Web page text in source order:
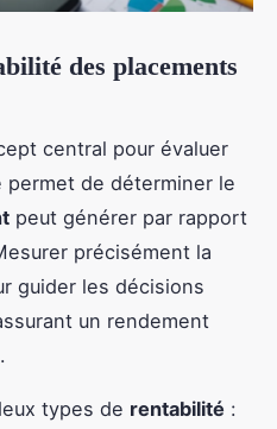
des placements
central pour évaluer
permet de déterminer le
peut générer par rapport
précisément la
guider les décisions
un rendement
types de rentabilité :